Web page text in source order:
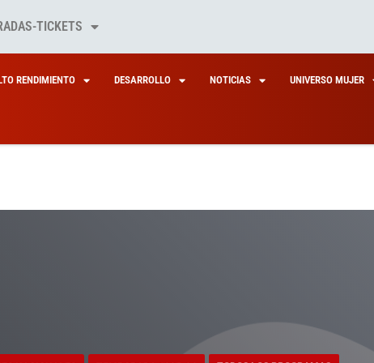
TICKETS
RENDIMIENTO DESARROLLO NOTICIAS UNIVERSO MUJER
7S – 10º BENIDORM